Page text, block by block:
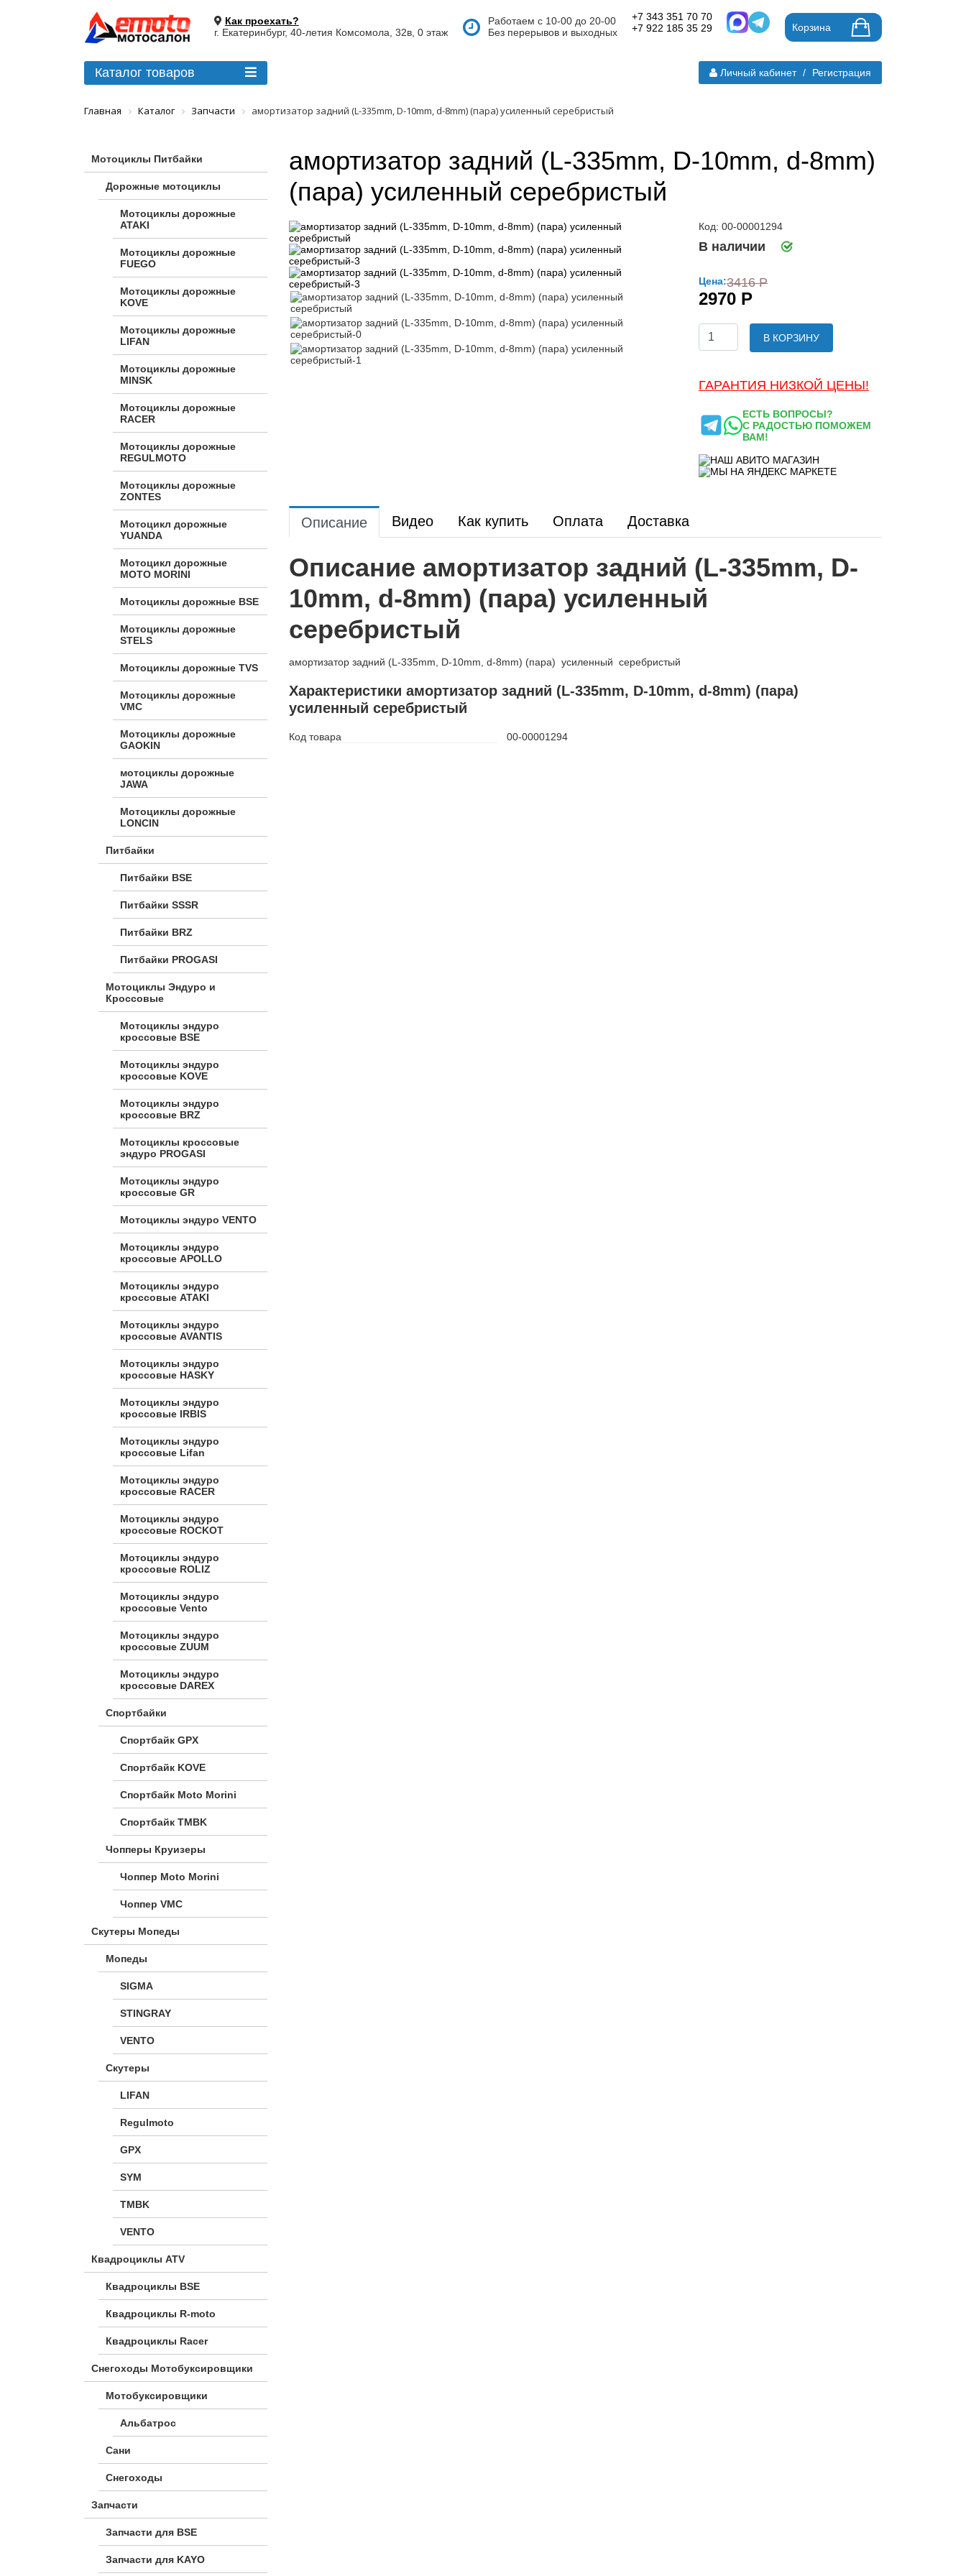
Как проехать?
г. Екатеринбург, 40-летия Комсомола, 32в, 0 этаж
Работаем с 10-00 до 20-00
Без перерывов и выходных
+7 343 351 70 70
+7 922 185 35 29
Корзина
Каталог товаров Личный кабинет / Регистрация
Главная Каталог Запчасти амортизатор задний (L-335mm, D-10mm, d-8mm) (пара) усиленный серебристый
Мотоциклы Питбайки
Дорожные мотоциклы
Мотоциклы дорожные
ATAKI
Мотоциклы дорожные
FUEGO
Мотоциклы дорожные
KOVE
Мотоциклы дорожные
LIFAN
Мотоциклы дорожные
MINSK
Мотоциклы дорожные
RACER
Мотоциклы дорожные
REGULMOTO
Мотоциклы дорожные
ZONTES
Мотоцикл дорожные
YUANDA
Мотоцикл дорожные
МОТО MORINI
Мотоциклы дорожные BSE
Мотоциклы дорожные
STELS
Мотоциклы дорожные TVS
Мотоциклы дорожные
VMC
Мотоциклы дорожные
GAOKIN
мотоциклы дорожные
JAWA
Мотоциклы дорожные
LONCIN
Питбайки
Питбайки BSE
Питбайки SSSR
Питбайки BRZ
Питбайки PROGASI
Мотоциклы Эндуро и
Кроссовые
Мотоциклы эндуро
кроссовые BSE
Мотоциклы эндуро
кроссовые KOVE
Мотоциклы эндуро
кроссовые BRZ
Мотоциклы кроссовые
эндуро PROGASI
Мотоциклы эндуро
кроссовые GR
Мотоциклы эндуро VENTO
Мотоциклы эндуро
кроссовые APOLLO
Мотоциклы эндуро
кроссовые ATAKI
Мотоциклы эндуро
кроссовые AVANTIS
Мотоциклы эндуро
кроссовые HASKY
Мотоциклы эндуро
кроссовые IRBIS
Мотоциклы эндуро
кроссовые Lifan
Мотоциклы эндуро
кроссовые RACER
Мотоциклы эндуро
кроссовые ROCKOT
Мотоциклы эндуро
кроссовые ROLIZ
Мотоциклы эндуро
кроссовые Vento
Мотоциклы эндуро
кроссовые ZUUM
Мотоциклы эндуро
кроссовые DAREX
Спортбайки
Спортбайк GPX
Спортбайк KOVE
Спортбайк Moto Morini
Спортбайк TMBK
Чопперы Круизеры
Чоппер Moto Morini
Чоппер VMC
Скутеры Мопеды
Мопеды
SIGMA
STINGRAY
VENTO
Скутеры
LIFAN
Regulmoto
GPX
SYM
TMBK
VENTO
Квадроциклы ATV
Квадроциклы BSE
Квадроциклы R-moto
Квадроциклы Racer
Снегоходы Мотобуксировщики
Мотобуксировщики
Альбатрос
Сани
Снегоходы
Запчасти
Запчасти для BSE
Запчасти для KAYO
амортизатор задний (L-335mm, D-10mm, d-8mm)
(пара) усиленный серебристый
Код: 00-00001294
В наличии
Цена:3416 Р
2970 Р
В КОРЗИНУ
ГАРАНТИЯ НИЗКОЙ ЦЕНЫ!
ЕСТЬ ВОПРОСЫ?
С РАДОСТЬЮ ПОМОЖЕМ
ВАМ!
Описание Видео Как купить Оплата Доставка
Описание амортизатор задний (L-335mm, D-
10mm, d-8mm) (пара) усиленный
серебристый
амортизатор задний (L-335mm, D-10mm, d-8mm) (пара) усиленный серебристый
Характеристики амортизатор задний (L-335mm, D-10mm, d-8mm) (пара)
усиленный серебристый
Код товара 00-00001294